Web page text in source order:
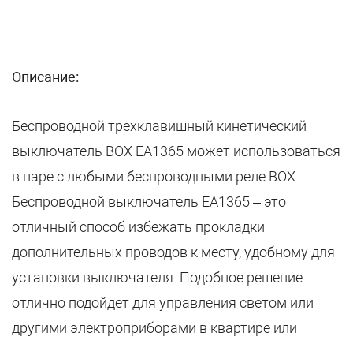
Описание:
Беспроводной трехклавишный кинетический
выключатель BOX EA1365 может использоваться
в паре с любыми беспроводными реле BOX.
Беспроводной выключатель EA1365 – это
отличный способ избежать прокладки
дополнительных проводов к месту, удобному для
установки выключателя. Подобное решение
отлично подойдет для управления светом или
другими электроприборами в квартире или